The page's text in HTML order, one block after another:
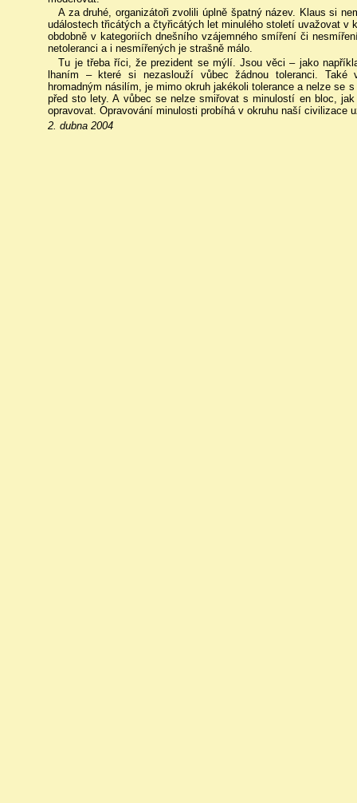
A za druhé, organizátoři zvolili úplně špatný název. Klaus si
událostech třicátých a čtyřicátých let minulého století uvažovat v
obdobně v kategoriích dnešního vzájemného smíření či
netoleranci a i nesmířených je strašně málo.
Tu je třeba říci, že prezident se mýlí. Jsou věci – jako
lhaním – které si nezaslouží vůbec žádnou toleranci. Také
hromadným násilím, je mimo okruh jakékoli tolerance a nelze se
před sto lety. A vůbec se nelze smiřovat s minulostí en bloc,
opravovat. Opravování minulosti probíhá v okruhu naší civilizace
2. dubna 2004